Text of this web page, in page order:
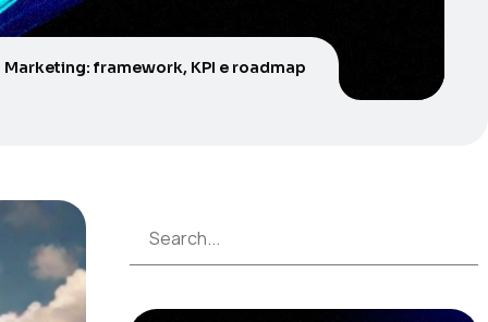
framework, KPI e roadmap